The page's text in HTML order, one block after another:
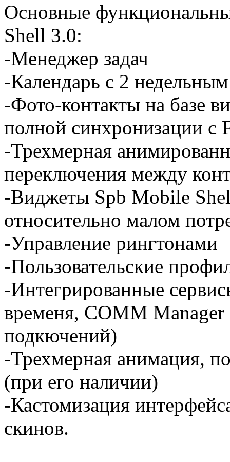
Основные
Shell 3.0:
-Менеджер задач
-Календарь с 2
-Фото-контакты на базе
полной синхронизации с
-Трехмерная
переключения между
-Виджеты Spb Mobile
относительно малом
-Управление рингтонами
-Пользовательские
-Интегрированные
временя, COMM
подкючений)
-Трехмерная анимация,
(при его наличии)
-Кастомизация
скинов.